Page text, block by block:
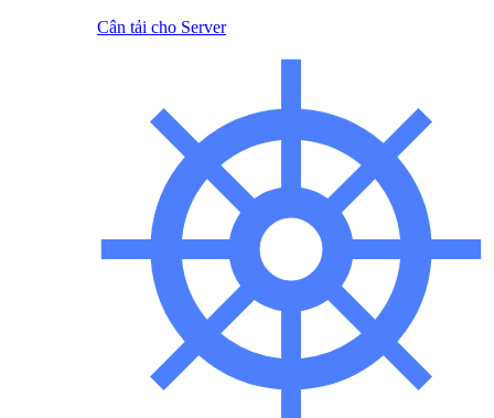
Cân tải cho Server